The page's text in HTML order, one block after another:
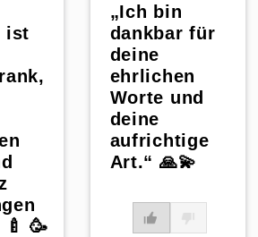
ist
🥳
„Ich bin
dankbar für
deine
ehrlichen
Worte und
deine
aufrichtige
Art.“ 🙏💫